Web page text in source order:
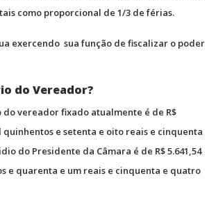
como proporcional de 1/3 de férias.
exercendo sua função de fiscalizar o poder
do Vereador?
do vereador fixado atualmente é de R$
quinhentos e setenta e oito reais e cinquenta
do Presidente da Câmara é de R$ 5.641,54
e quarenta e um reais e cinquenta e quatro